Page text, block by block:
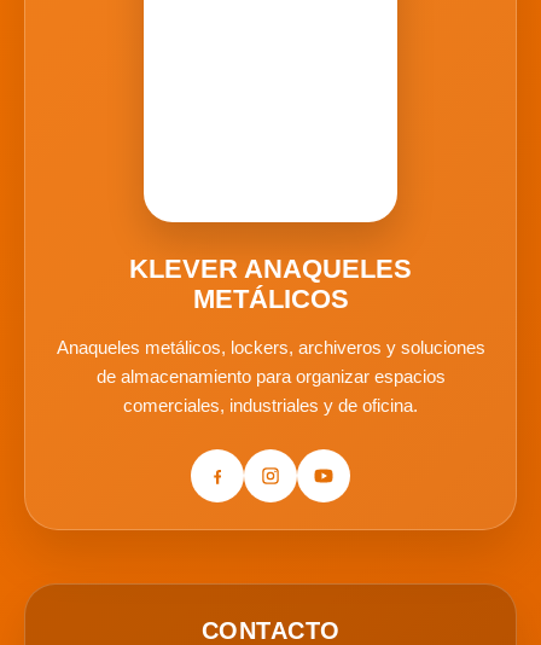
KLEVER ANAQUELES
METÁLICOS
Anaqueles metálicos, lockers, archiveros y soluciones
de almacenamiento para organizar espacios
comerciales, industriales y de oficina.
CONTACTO